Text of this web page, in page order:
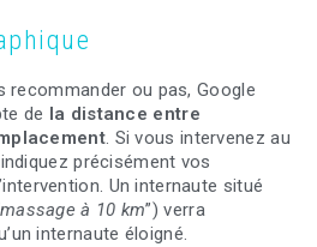
recommander ou pas, Google
de la distance entre
. Si vous intervenez au
précisément vos
Un internaute situé
massage à 10 km”) verra
internaute éloigné.